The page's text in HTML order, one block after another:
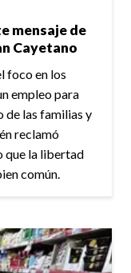
mensaje de
Cayetano
foco en los
empleo para
de las familias y
reclamó
que la libertad
común.